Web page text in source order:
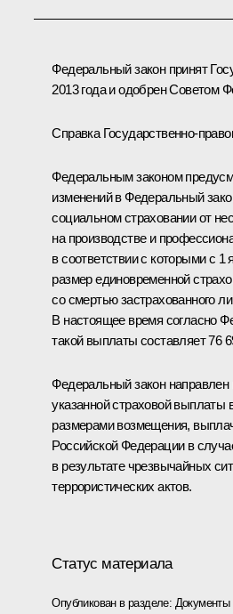
Федеральный закон принят
2013 года и одобрен Советом
Справка Государственно-
Федеральным законом
изменений в Федеральный
социальном страховании от
на производстве и
в соответствии с которыми с 1
размер единовременной
со смертью застрахованного
В настоящее время согласно
такой выплаты составляет 76
Федеральный закон направлен
указанной страховой выплаты
размерами возмещения,
Российской Федерации в
в результате чрезвычайных
террористических актов.
Статус материала
Опубликован в разделе: Документы